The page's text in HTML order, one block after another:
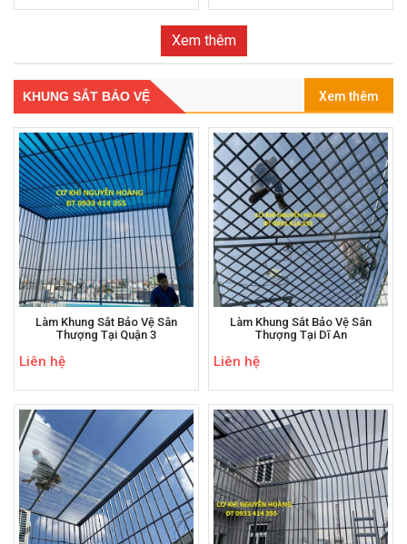
Xem thêm
KHUNG SẮT BẢO VỆ Xem thêm
Làm Khung Sắt Bảo Vệ Sân
Thượng Tại Quận 3
Liên hệ
Làm Khung Sắt Bảo Vệ Sân
Thượng Tại Dĩ An
Liên hệ